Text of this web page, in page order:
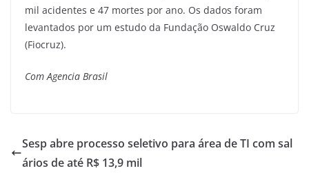
mil acidentes e 47 mortes por ano. Os dados foram
levantados por um estudo da Fundação Oswaldo Cruz
(Fiocruz).
Com Agencia Brasil
Sesp abre processo seletivo para área de TI com sal
ários de até R$ 13,9 mil